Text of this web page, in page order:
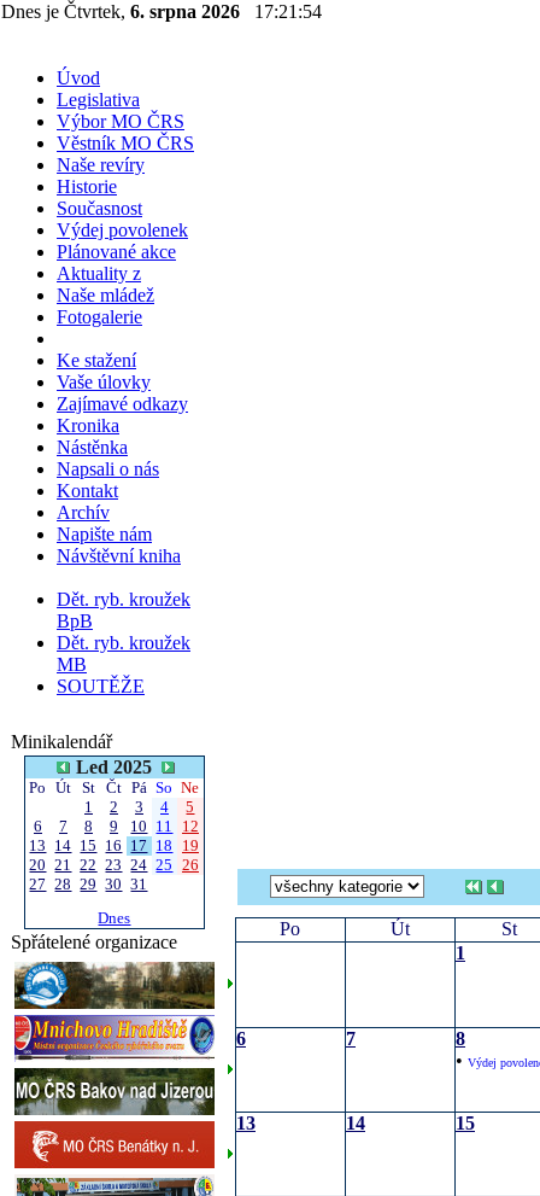
Dnes je Čtvrtek, 6. srpna 2026 17:21:54
Úvod
Legislativa
Výbor MO ČRS
Věstník MO ČRS
Naše revíry
Historie
Současnost
Výdej povolenek
Plánované akce
Aktuality z
Naše mládež
Fotogalerie
Ke stažení
Vaše úlovky
Zajímavé odkazy
Kronika
Nástěnka
Napsali o nás
Kontakt
Archív
Napište nám
Návštěvní kniha
Dět. ryb. kroužek
BpB
Dět. ryb. kroužek
MB
SOUTĚŽE
Minikalendář
Led 2025
Po Út St Čt Pá So Ne
1
2 3 4
5
6
7 8 9 10 11
12
13 14 15 16 17 18
19
20 21 22 23 24 25 26
27 28 29 30 31
Dnes
Spřátelené organizace
Po Út
St
1
6 7
8
• Výdej
13 14 15